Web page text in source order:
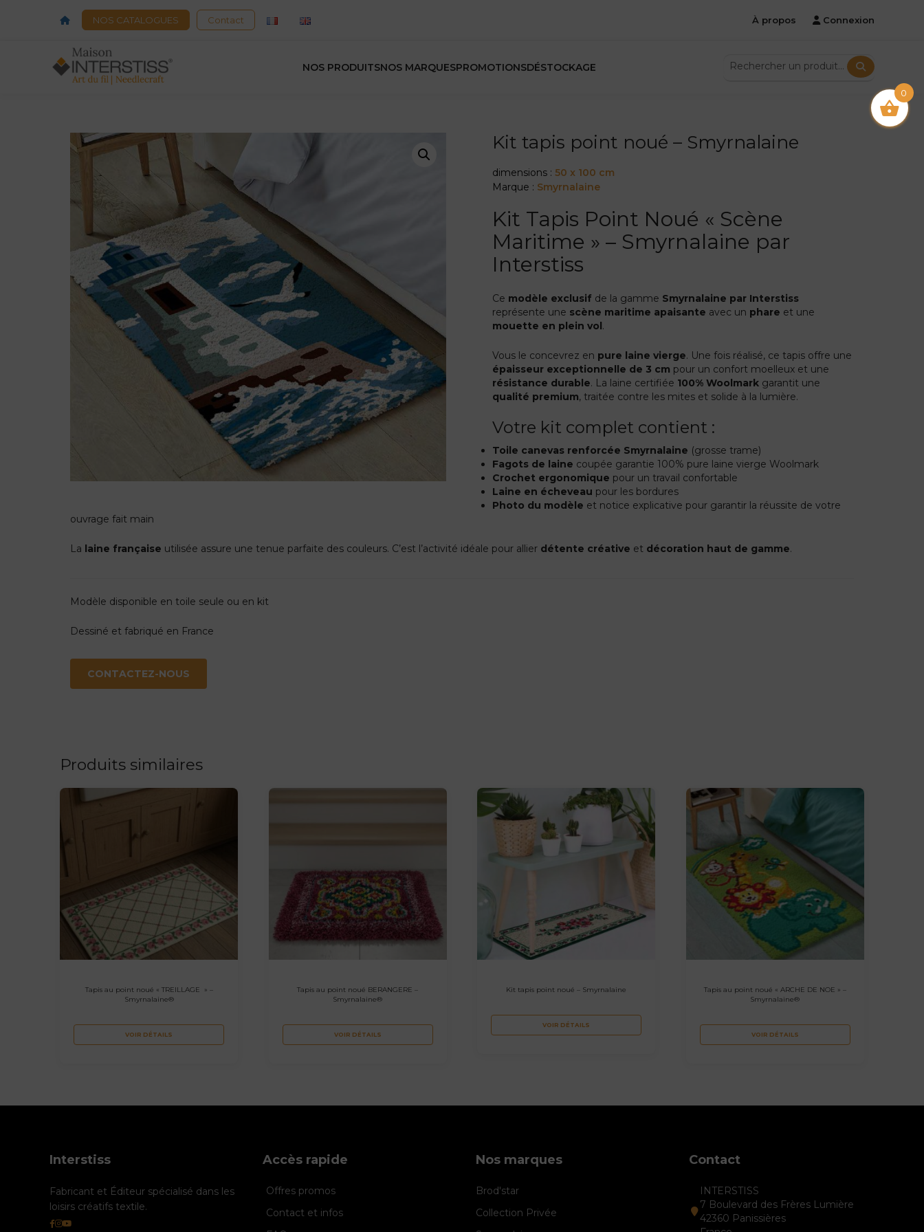
AcceuilNOS CATALOGUES Contact À propos Connexion
NOS PRODUITSNOS MARQUESPROMOTIONSDÉSTOCKAGE
Kit tapis point noué – Smyrnalaine
dimensions :50 x 100 cm
Marque : Smyrnalaine
Kit Tapis Point Noué « Scène
Maritime » – Smyrnalaine par
Interstiss
Ce modèle exclusif de la gamme Smyrnalaine par Interstiss
représente une scène maritime apaisante avec un phare et une
mouette en plein vol.
Vous le concevrez en pure laine vierge. Une fois réalisé, ce tapis offre une
épaisseur exceptionnelle de 3 cm pour un confort moelleux et une
résistance durable. La laine certifiée 100% Woolmark garantit une
qualité premium, traitée contre les mites et solide à la lumière.
Votre kit complet contient :
Toile canevas renforcée Smyrnalaine (grosse trame)
Fagots de laine coupée garantie 100% pure laine vierge Woolmark
Crochet ergonomique pour un travail confortable
Laine en écheveau pour les bordures
Photo du modèle et notice explicative pour garantir la réussite de votre
ouvrage fait main
La laine française utilisée assure une tenue parfaite des couleurs. C’est l’activité idéale pour allier détente créative et décoration haut de gamme.
Modèle disponible en toile seule ou en kit
Dessiné et fabriqué en France
CONTACTEZ-NOUS
Produits similaires
Tapis au point noué « TREILLAGE » –
Smyrnalaine®
VOIR DÉTAILS
Tapis au point noué BERANGERE –
Smyrnalaine®
VOIR DÉTAILS
Kit tapis point noué – Smyrnalaine
VOIR DÉTAILS
Tapis au point noué « ARCHE DE NOE » –
Smyrnalaine®
VOIR DÉTAILS
Interstiss
Fabricant et Éditeur spécialisé dans les
loisirs créatifs textile.
Accès rapide
Offres promos
Contact et infos
Nos marques
Brod'star
Collection Privée
Contact
INTERSTISS
7 Boulevard des Frères Lumière
42360 Panissières
0